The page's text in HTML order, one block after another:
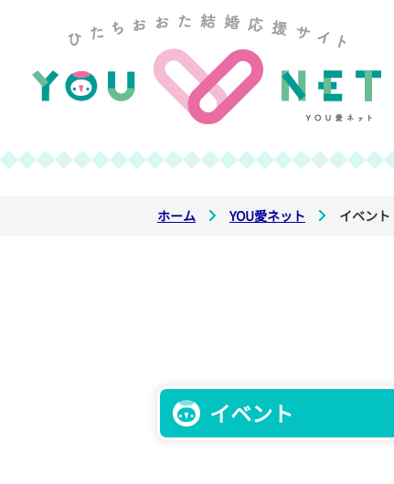
ホーム YOU愛ネット イベント
イベント